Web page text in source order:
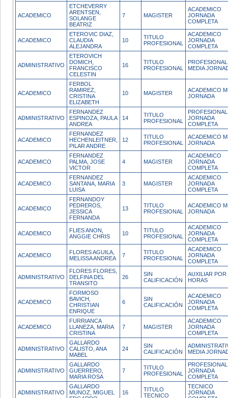
ACADEMICO
ETCHEVERRY
ARENTSEN,
SOLANGE
BEATRIZ
7 MAGISTER
ACADEMICO
JORNADA
COMPLETA
ACADEMICO
ETEROVIC DIAZ,
CLAUDIA
ALEJANDRA
10
TITULO
PROFESIONAL
ACADEMICO
JORNADA
COMPLETA
ADMINISTRATIVO
ETEROVICH
DOMICH,
FRANCISCO
CELESTIN
16
TITULO
PROFESIONAL
PROFESIONAL
MEDIA
ACADEMICO
FERBOL
RAMIREZ,
CRISTINA
ELIZABETH
10 MAGISTER
ACADEMICO
JORNADA
ADMINISTRATIVO
FERNANDEZ
ESPINOZA, PAULA
ANDREA
14
TITULO
PROFESIONAL
PROFESIONAL
JORNADA
COMPLETA
ACADEMICO
FERNANDEZ
HECHENLEITNER,
PILAR ANDRE
12
TITULO
PROFESIONAL
ACADEMICO
JORNADA
ACADEMICO
FERNANDEZ
PALMA, JOSE
VICTOR
4 MAGISTER
ACADEMICO
JORNADA
COMPLETA
ACADEMICO
FERNANDEZ
SANTANA, MARIA
LUISA
3 MAGISTER
ACADEMICO
JORNADA
COMPLETA
ACADEMICO
FERNANDOY
PEDREROS,
JESSICA
FERNANDA
13
TITULO
PROFESIONAL
ACADEMICO
JORNADA
ACADEMICO
FLIES ANON,
ANGGIE CHRIS
10
TITULO
PROFESIONAL
ACADEMICO
JORNADA
COMPLETA
ACADEMICO
FLORES AGUILA,
MELISSA ANDREA
7
TITULO
PROFESIONAL
ACADEMICO
JORNADA
COMPLETA
ADMINISTRATIVO
FLORES FLORES,
DELFINA DEL
TRANSITO
26
SIN
CALIFICACIÓN
AUXILIAR POR
HORAS
ACADEMICO
FORMOSO
BAVICH,
CHRISTIAN
ENRIQUE
6
SIN
CALIFICACIÓN
ACADEMICO
JORNADA
COMPLETA
ACADEMICO
FURRIANCA
LLANEZA, MARIA
CRISTINA
7 MAGISTER
ACADEMICO
JORNADA
COMPLETA
ADMINISTRATIVO
GALLARDO
CALISTO, ANA
MABEL
24
SIN
CALIFICACIÓN
MEDIA
ADMINISTRATIVO
GALLARDO
GUERRERO,
MARIA ROSA
7
TITULO
PROFESIONAL
PROFESIONAL
JORNADA
COMPLETA
ADMINISTRATIVO
GALLARDO
MUNOZ, MIGUEL
16
TITULO
TECNICO
TECNICO
JORNADA